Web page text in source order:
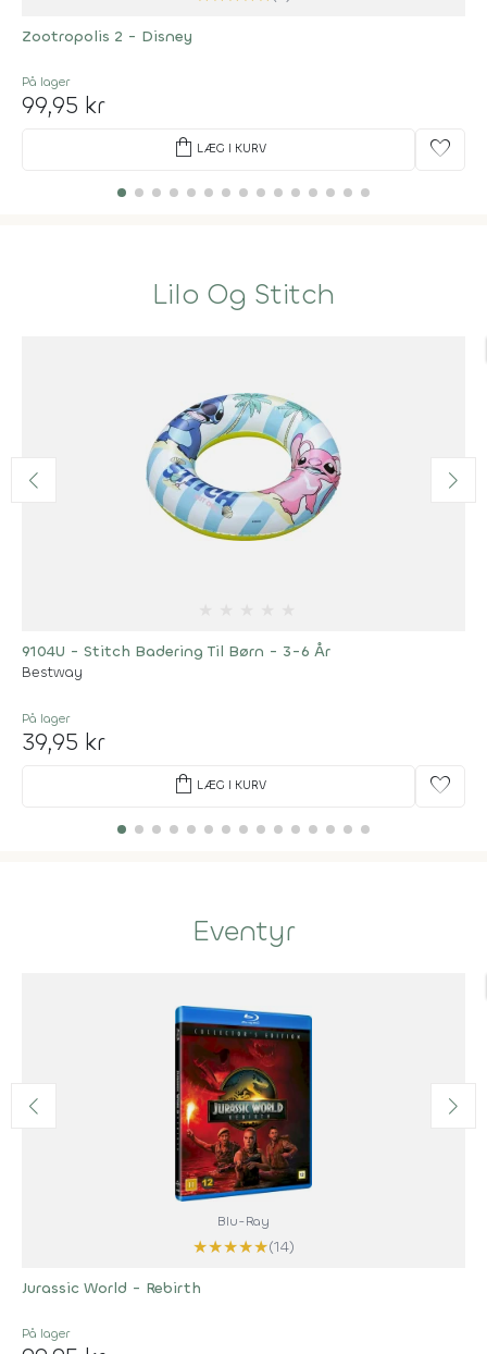
Zootropolis 2 - Disney
På lager
99,95 kr
shopping_bag LÆG I KURV favorite
Lilo Og Stitch
9104U - Stitch Badering Til Børn - 3-6 År
Bestway
På lager
39,95 kr
shopping_bag LÆG I KURV favorite
Eventyr
Blu-Ray
★★★★★(14)
Jurassic World - Rebirth
På lager